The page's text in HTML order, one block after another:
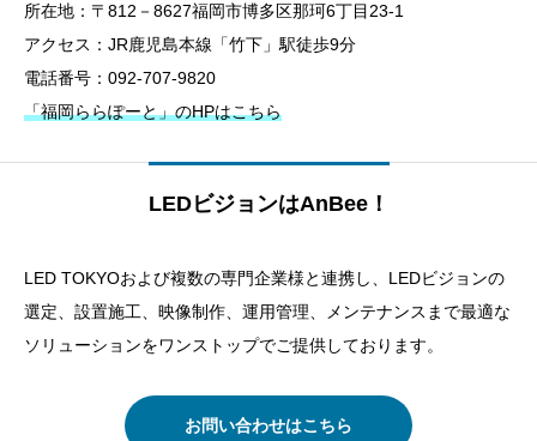
所在地：〒812－8627福岡市博多区那珂6丁目23-1
アクセス：JR鹿児島本線「竹下」駅徒歩9分
電話番号：092-707-9820
「福岡ららぽーと」のHPはこちら
LEDビジョンはAnBee！
LED TOKYOおよび複数の専門企業様と連携し、LEDビジョンの
選定、設置施工、映像制作、運用管理、メンテナンスまで最適な
ソリューションをワンストップでご提供しております。
お問い合わせはこちら